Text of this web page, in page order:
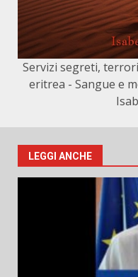
Servizi segreti,
eritrea - Sangue e
LEGGI ANCHE